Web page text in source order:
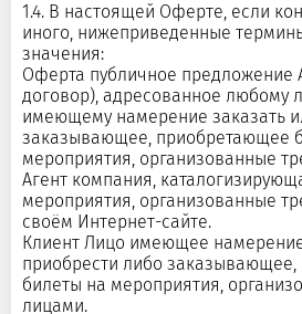
1.4. В настоящей Оферте, если
иного, нижеприведенные
значения:
Оферта публичное предложение
договор), адресованное любому
имеющему намерение заказать
заказывающее, приобретающее
мероприятия, организованные
Агент компания,
мероприятия, организованные
своём Интернет-сайте.
Клиент Лицо имеющее
приобрести либо
билеты на мероприятия,
лицами.